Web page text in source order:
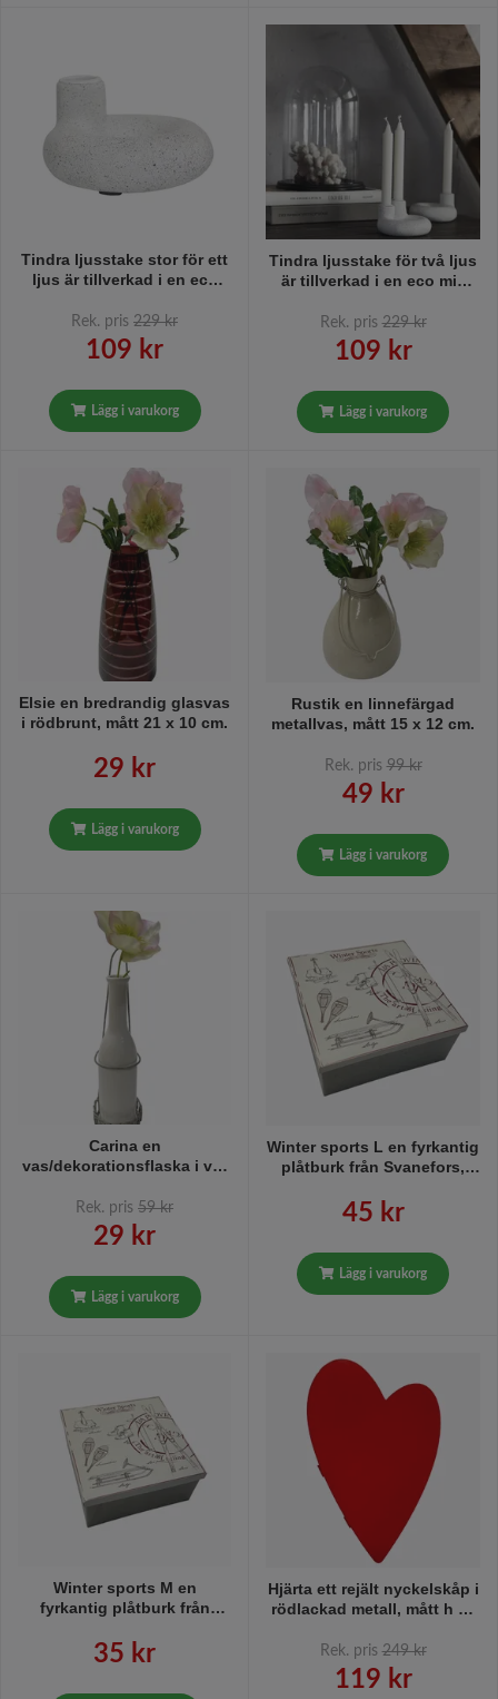
Tindra ljusstake stor för ett
ljus är tillverkad i en eco
kåda och överblivet papper
som ger en fin känsla av
hantverk från Boel & Jan i
Rek. pris 229 kr
109 kr
Lägg i varukorg
Tindra ljusstake för två ljus
är tillverkad i en eco mix
kåda och överblivet papper
som ger en fin känsla av
hantverk från Boel & Jan i
Rek. pris 229 kr
109 kr
Lägg i varukorg
Elsie en bredrandig glasvas
i rödbrunt, mått 21 x 10 cm.
29 kr
Lägg i varukorg
Rustik en linnefärgad
metallvas, mått 15 x 12 cm.
Rek. pris 99 kr
49 kr
Lägg i varukorg
Carina en
vas/dekorationsflaska i vitt
metallhållare för
vägghängning, h 25 x 6,5
cm.
Rek. pris 59 kr
29 kr
Lägg i varukorg
Winter sports L en fyrkantig
plåtburk från Svanefors,
45 kr
Lägg i varukorg
Winter sports M en
fyrkantig plåtburk från
x h 7 cm.
35 kr
Hjärta ett rejält nyckelskåp i
rödlackad metall, mått h 38
Rek. pris 249 kr
119 kr